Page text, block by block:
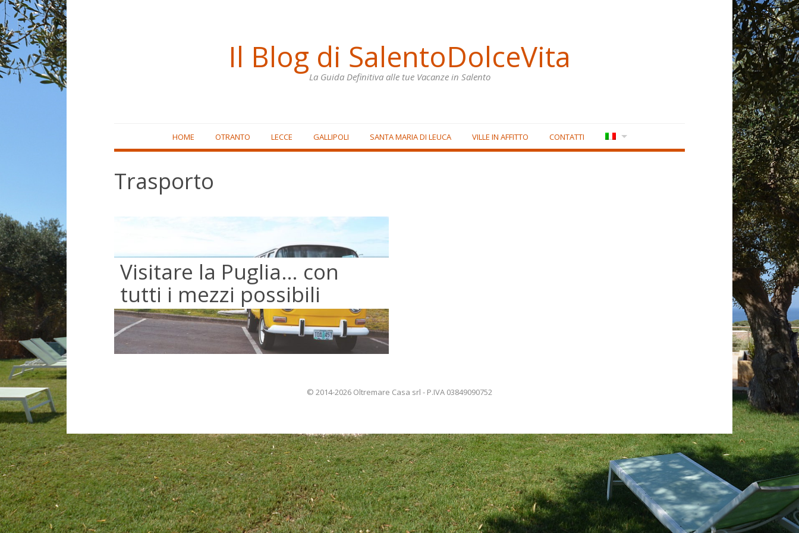
Il Blog di SalentoDolceVita
La Guida Definitiva alle tue Vacanze in Salento
content
HOME OTRANTO LECCE GALLIPOLI SANTA MARIA DI LEUCA VILLE IN AFFITTO CONTATTI
Trasporto
Visitare la Puglia… con
tutti i mezzi possibili
© 2014-2026 Oltremare Casa srl - P.IVA 03849090752